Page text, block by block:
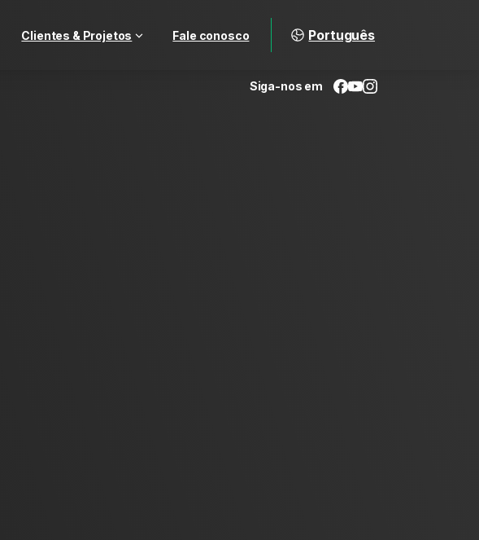
Clientes & Projetos Fale conosco Português
Siga-nos em